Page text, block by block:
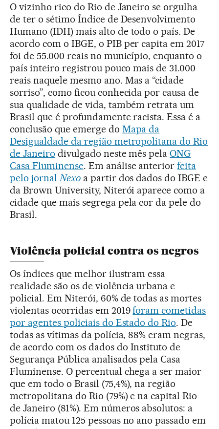
O vizinho rico do Rio de Janeiro se orgulha
de ter o sétimo Índice de Desenvolvimento
Humano (IDH) mais alto de todo o país. De
acordo com o IBGE, o PIB per capita em 2017
foi de 55.000 reais no município, enquanto o
país inteiro registrou pouco mais de 31.000
reais naquele mesmo ano. Mas a “cidade
sorriso”, como ficou conhecida por causa de
sua qualidade de vida, também retrata um
Brasil que é profundamente racista. Essa é a
conclusão que emerge do Mapa da
Desigualdade da região metropolitana do Rio
de Janeiro divulgado neste mês pela ONG
Casa Fluminense. Em análise anteriorfeita
pelo jornal Nexoa partir dos dados do IBGE e
da Brown University, Niterói aparece como a
cidade que mais segrega pela cor da pele do
Brasil.
Violência policial contra os negros
Os índices que melhor ilustram essa
realidade são os de violência urbana e
policial. Em Niterói, 60% de todas as mortes
violentas ocorridas em 2019foram cometidas
por agentes policiais do Estado do Rio. De
todas as vítimas da polícia, 88% eram negras,
de acordo com os dados do Instituto de
Segurança Pública analisados pela Casa
Fluminense. O percentual chega a ser maior
que em todo o Brasil (75,4%), na região
metropolitana do Rio (79%) e na capital Rio
de Janeiro (81%). Em números absolutos: a
polícia matou 125 pessoas no ano passado em